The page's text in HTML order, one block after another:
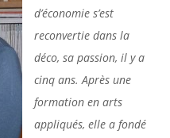
d’économie s’est
reconvertie dans la
déco, sa passion, il y a
cinq ans. Après une
formation en arts
appliqués, elle a fondé